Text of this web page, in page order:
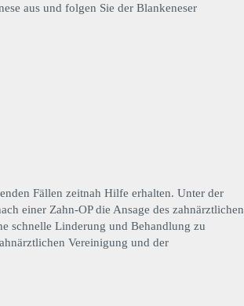
aus und folgen Sie der Blankeneser
Fällen zeitnah Hilfe erhalten. Unter der
einer Zahn-OP die Ansage des zahnärztlichen
schnelle Linderung und Behandlung zu
Vereinigung und der